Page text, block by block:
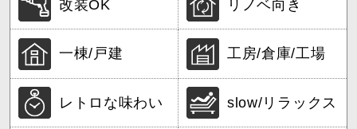
改装OK リノベ向き
一棟/戸建 工房/倉庫/工場
レトロな味わい slow/リラックス